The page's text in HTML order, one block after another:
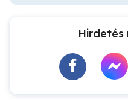
Hirdetés